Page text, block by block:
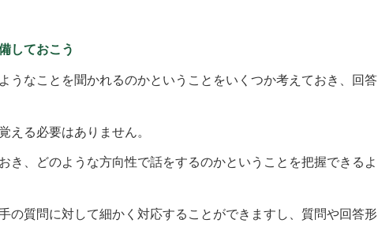
しておこう
うなことを聞かれるのかということをいくつか考えておき、回答
える必要はありません。
き、どのような方向性で話をするのかということを把握できるよ
の質問に対して細かく対応することができますし、質問や回答形